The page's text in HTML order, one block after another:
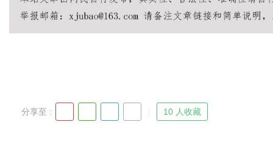
分享至 : 10 人收藏